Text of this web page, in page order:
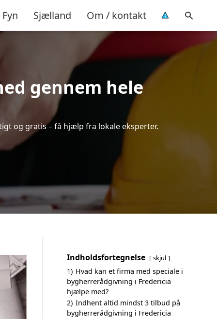
Fyn Sjælland Om / kontakt
gennem hele
og gratis – få hjælp fra lokale eksperter.
Indholdsfortegnelse skjul
1) Hvad kan et firma med speciale i
bygherrerådgivning i Fredericia
hjælpe med?
2) Indhent altid mindst 3 tilbud på
bygherrerådgivning i Fredericia